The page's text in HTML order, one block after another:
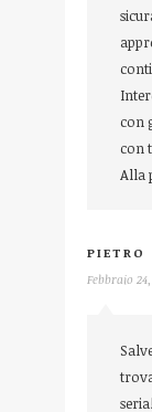
con
con
Alla
PIETRO
Febbraio